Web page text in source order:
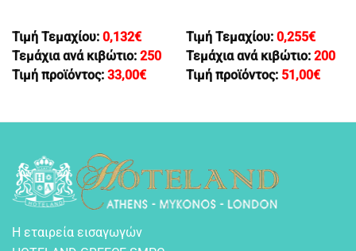
Τιμή Τεμαχίου: 0,132€
Τεμάχια ανά κιβώτιο: 250
Τιμή προϊόντος: 33,00€
Τιμή Τεμαχίου: 0,255€
Τεμάχια ανά κιβώτιο: 200
Τιμή προϊόντος: 51,00€
Η εταιρεία εισαγωγών